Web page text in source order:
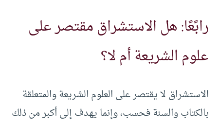
رابًعًا: هل الاستشراق مقتصر على
علوم الشريعة أم لا؟
الاستشراق لا يقتصر على العلوم الشريعة والمتعلقة
بالكتاب والسنة فحسب، وإنما يهدف إلى أكبر من ذلك